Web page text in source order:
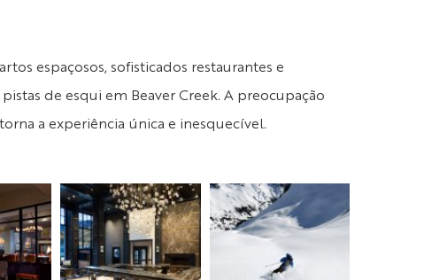
espaçosos, sofisticados restaurantes e
de esqui em Beaver Creek. A preocupação
a experiência única e inesquecível.